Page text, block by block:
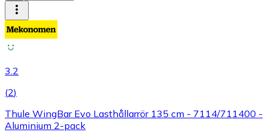
3.2
(2)
Thule WingBar Evo Lasthållarrör 135 cm - 7114/711400 -
Aluminium 2-pack